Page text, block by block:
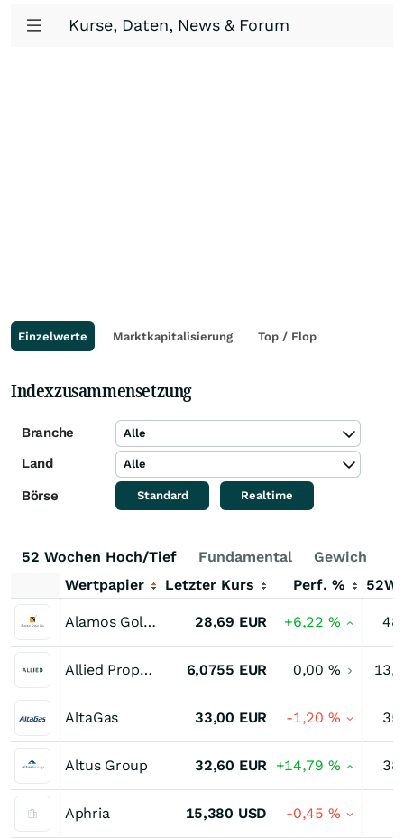
Kurse, Daten, News & Forum
Einzelwerte Marktkapitalisierung Top / Flop
Indexzusammensetzung
Branche Alle
Land Alle
Börse Standard Realtime
52 Wochen Hoch/Tief Fundamental
Gewichtung
Wertpapier
Letzter Kurs Perf. %
Alamos Gold Registered (A) 28,69 EUR +6,22 %
Allied Properties Real Estate Investment Trust Trust Units 6,0755 EUR 0,00 %
AltaGas 33,00 EUR -1,20 %
Altus Group 32,60 EUR +14,79 %
Aphria 15,380 USD -0,45 %